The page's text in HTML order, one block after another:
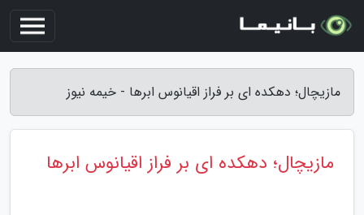
مازیچال؛ دهکده ای بر فراز اقیانوس ابرها - خیمه نیوز
مازیچال؛ دهکده ای بر فراز اقیانوس ابرها